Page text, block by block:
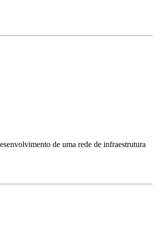
de uma rede de infraestrutura